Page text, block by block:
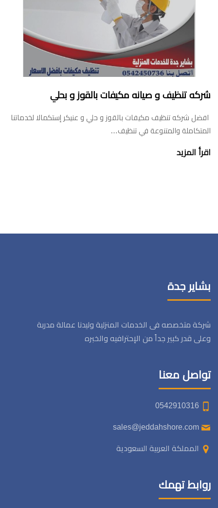
شركه تنظيف و صيانه مكيفات بالقوز و بحلي
افضل شركه تنظيف مكيفات بالقوز و حلي و عنيكر إستكمالا لخدماتنا
المتكاملة والمتنوعة في تنظيف…
اقرأ المزيد
بشاير جدة
شركة متخصصه فى الخدمات المنزلية وليدنا عمالة مدربة
وعلى قدر كبير جداً من الإحترافيه والخبره
تواصل معنا
المملكة العربية السعودية
روابط تهمك